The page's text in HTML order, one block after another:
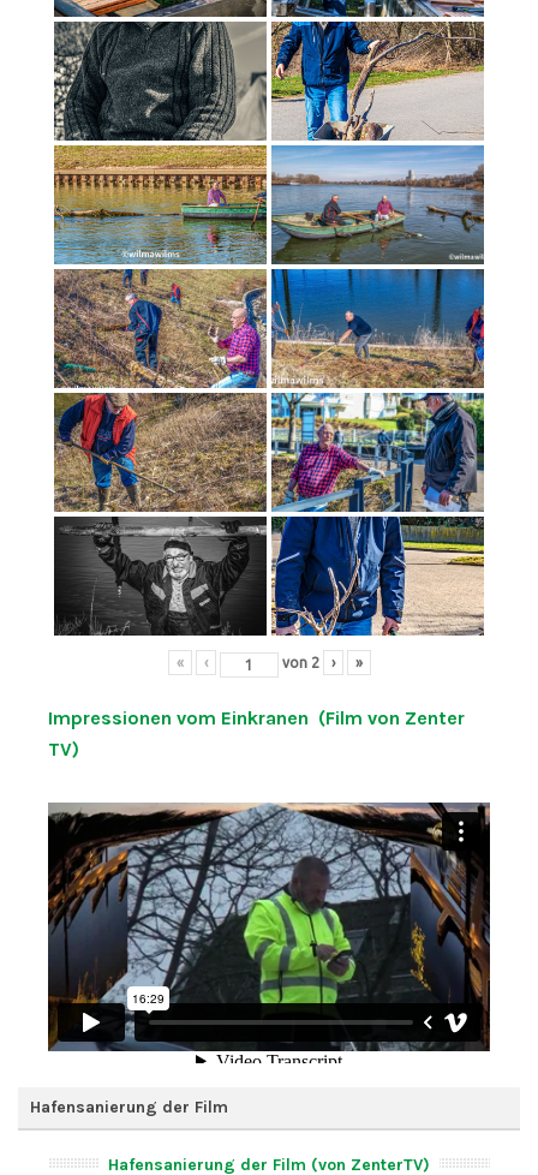
« ‹ von 2 › »
Impressionen vom Einkranen (Film von Zenter
TV)
Hafensanierung der Film
Hafensanierung der Film (von ZenterTV)